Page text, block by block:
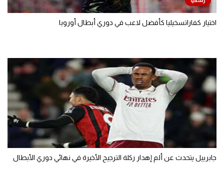
اختيار كفاراتسخيليا كأفضل لاعب في دوري أبطال أوروبا
جابرييل يتحدث عن ألم إهدار ركلة الترجيح الأخيرة في نهائي دوري الأبطال